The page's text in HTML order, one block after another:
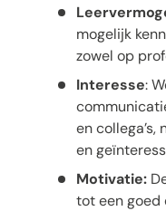
mogelijk
zowel op
Interesse:
en
en
Motivatie:
tot een goed